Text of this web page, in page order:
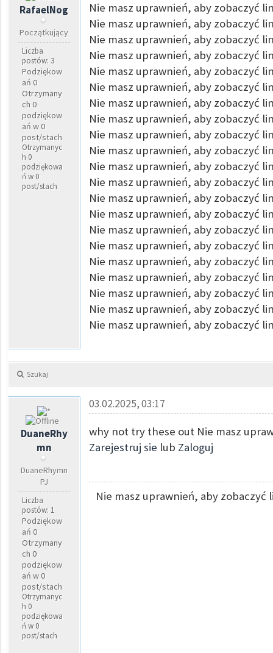
RafaelNog
Początkujący
Liczba
postów: 3
Podziękow
ań 0
Otrzymany
ch 0
podziękow
ań w 0
post/stach
Otrzymanyc
h 0
podziękowa
ń w 0
post/stach
Nie masz uprawnień, aby zobaczyć
Nie masz uprawnień, aby zobaczyć
Nie masz uprawnień, aby zobaczyć
Nie masz uprawnień, aby zobaczyć
Nie masz uprawnień, aby zobaczyć
Nie masz uprawnień, aby zobaczyć
Nie masz uprawnień, aby zobaczyć
Nie masz uprawnień, aby zobaczyć
Nie masz uprawnień, aby zobaczyć
Nie masz uprawnień, aby zobaczyć
Nie masz uprawnień, aby zobaczyć
Nie masz uprawnień, aby zobaczyć
Nie masz uprawnień, aby zobaczyć
Nie masz uprawnień, aby zobaczyć
Nie masz uprawnień, aby zobaczyć
Nie masz uprawnień, aby zobaczyć
Nie masz uprawnień, aby zobaczyć
Nie masz uprawnień, aby zobaczyć
Nie masz uprawnień, aby zobaczyć
Nie masz uprawnień, aby zobaczyć
Nie masz uprawnień, aby zobaczyć
Szukaj
DuaneRhy
mn
DuaneRhymn
PJ
Liczba
postów: 1
Podziękow
ań 0
Otrzymany
ch 0
podziękow
ań w 0
post/stach
Otrzymanyc
h 0
podziękowa
ń w 0
post/stach
03.02.2025, 03:17
why not try these out Nie masz
Zarejestruj sie lub Zaloguj
Nie masz uprawnień, aby zobaczyć